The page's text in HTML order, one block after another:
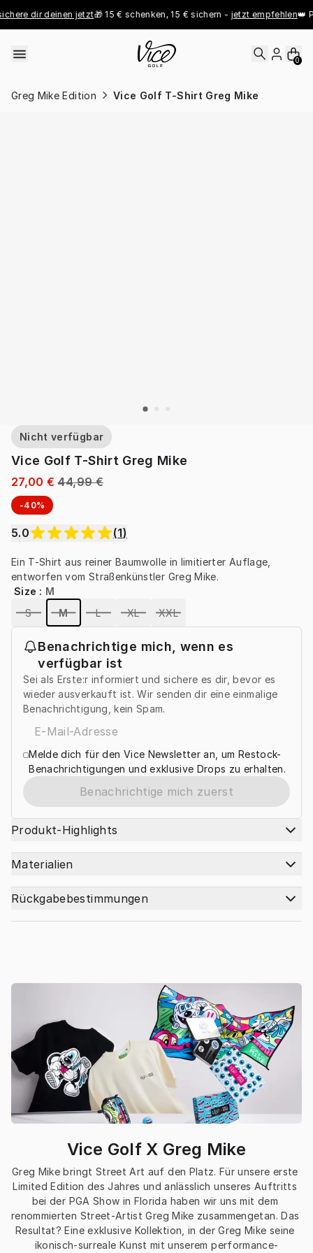
dir deinen jetzt🎁 15 € schenken, 15 € sichern - jetzt empfehlen👑
0
Greg Mike Edition Vice Golf T-Shirt Greg Mike
Nicht verfügbar
Vice Golf T-Shirt Greg Mike
27,00 € 44,99 €
-40%
5.0 (1)
Ein T-Shirt aus reiner Baumwolle in limitierter Auflage,
entworfen vom Straßenkünstler Greg Mike.
Size : M
S
M L XL XXL
Benachrichtige mich, wenn es
verfügbar ist
Sei als Erste:r informiert und sichere es dir, bevor es
wieder ausverkauft ist. Wir senden dir eine einmalige
Benachrichtigung, kein Spam.
Melde dich für den Vice Newsletter an, um Restock-
Benachrichtigungen und exklusive Drops zu erhalten.
Benachrichtige mich zuerst
Produkt-Highlights
Materialien
Rückgabebestimmungen
Vice Golf X Greg Mike
Greg Mike bringt Street Art auf den Platz. Für unsere erste
Limited Edition des Jahres und anlässlich unseres Auftritts
bei der PGA Show in Florida haben wir uns mit dem
renommierten Street-Artist Greg Mike zusammengetan. Das
Resultat? Eine exklusive Kollektion, in der Greg Mike seine
ikonisch-surreale Kunst mit unserem performance-